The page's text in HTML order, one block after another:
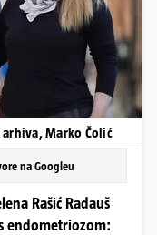
Marko Čolić
na Googleu
Rašić Radauš
endometriozom: